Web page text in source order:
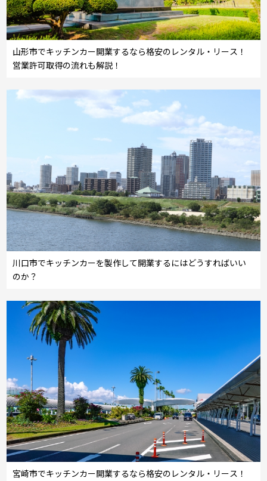
山形市でキッチンカー開業するなら格安のレンタル・リース！
営業許可取得の流れも解説！
川口市でキッチンカーを製作して開業するにはどうすればいい
のか？
宮崎市でキッチンカー開業するなら格安のレンタル・リース！